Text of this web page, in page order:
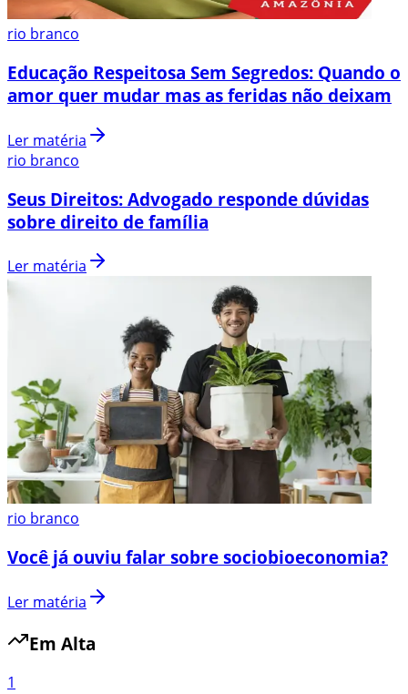
rio branco
Educação Respeitosa Sem Segredos: Quando o
amor quer mudar mas as feridas não deixam
Ler matéria
rio branco
Seus Direitos: Advogado responde dúvidas
sobre direito de família
Ler matéria
rio branco
Você já ouviu falar sobre sociobioeconomia?
Ler matéria
Em Alta
1